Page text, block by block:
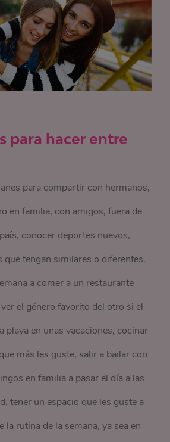
para hacer entre
para compartir con hermanos,
en familia, con amigos, fuera de
conocer deportes nuevos,
que tengan similares o diferentes.
a comer a un restaurante
el género favorito del otro si el
playa en unas vacaciones, cocinar
más les guste, salir a bailar con
en familia a pasar el día a las
tener un espacio que les guste a
la rutina de la semana, ya sea en